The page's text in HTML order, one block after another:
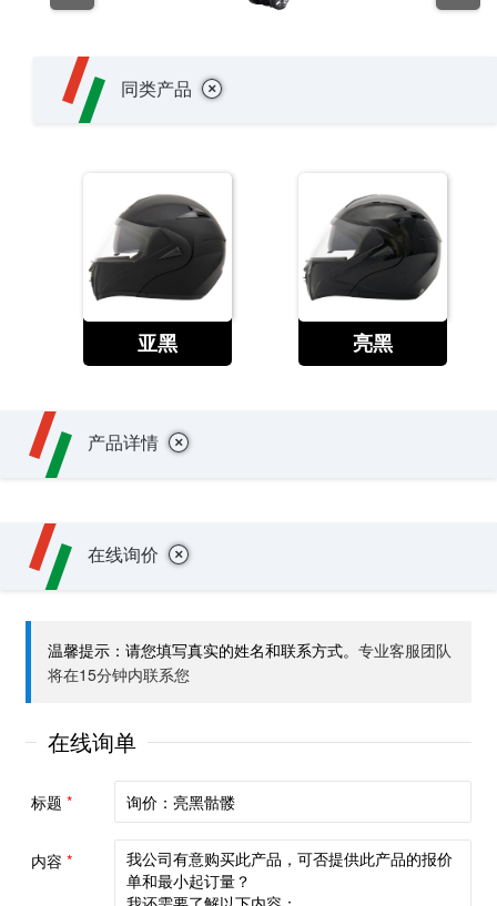
同类产品 +
亚黑
查看
亮黑
查看
产品详情 +
在线询价 +